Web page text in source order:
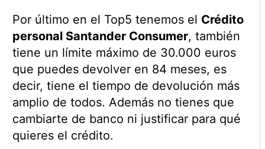
Por último en el Top5 tenemos el Crédito
personal Santander Consumer, también
tiene un límite máximo de 30.000 euros
que puedes devolver en 84 meses, es
decir, tiene el tiempo de devolución más
amplio de todos. Además no tienes que
cambiarte de banco ni justificar para qué
quieres el crédito.